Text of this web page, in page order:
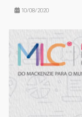
10/08/2020